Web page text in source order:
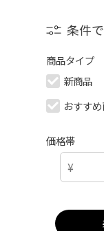
条件
商品タイプ
新商品
おすす
価格帯